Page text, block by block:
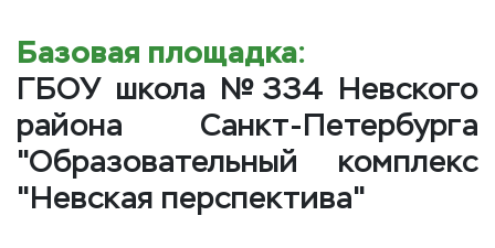
Базовая площадка:
ГБОУ школа №334 Невского
района Санкт-Петербурга
"Образовательный комплекс
"Невская перспектива"